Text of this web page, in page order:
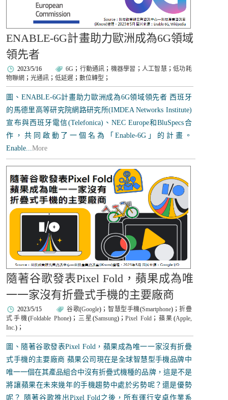
ENABLE-6G計畫助力歐洲成為6G領域
領先者
2023/5/16 6G ； 行動通訊 ； 機器學習 ； 人工智慧； 低功耗
物聯網 ；光通訊 ；低延遲 ；數位轉型 ；
圖、ENABLE-6G計畫助力歐洲成為6G領域領先者 西班牙
的馬德里高等研究院網路研究所(IMDEA Networks Institute)
宣布與西班牙電信(Telefonica)、NEC Europe和BluSpecs合
作，共同啟動了一個名為「Enable-6G」的計畫。
Enable...More
隨著谷歌發表Pixel Fold，蘋果成為唯
一一家沒有折疊式手機的主要廠商
2023/5/15 谷歌(Google)； 智慧型手機(Smartphone)； 折疊
式手機(Foldable Phone)； 三星(Samsung)；Pixel Fold； 蘋果 (Apple,
Inc.)；
圖、隨著谷歌發表Pixel Fold，蘋果成為唯一一家沒有折疊
式手機的主要廠商 蘋果公司現在是全球智慧型手機品牌中
唯一一個在其產品組合中沒有折疊式機種的品牌，這是不是
將讓蘋果在未來幾年的手機趨勢中處於劣勢呢？還是優勢
呢？ 隨著谷歌推出Pixel Fold之後，所有運行安卓作業系